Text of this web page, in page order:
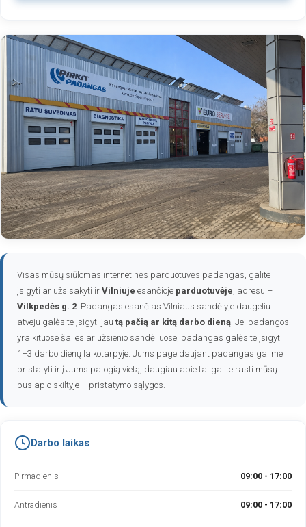
Visas mūsų siūlomas internetinės parduotuvės padangas, galite
įsigyti ar užsisakyti ir Vilniuje esančioje parduotuvėje , adresu –
Vilkpedės g. 2 . Padangas esančias Vilniaus sandėlyje daugeliu
atveju galėsite įsigyti jau tą pačią ar kitą darbo dieną . Jei padangos
yra kituose šalies ar užsienio sandėliuose, padangas galėsite įsigyti
1–3 darbo dienų laikotarpyje. Jums pageidaujant padangas galime
pristatyti ir į Jums patogią vietą, daugiau apie tai galite rasti mūsų
puslapio skiltyje – pristatymo sąlygos.
Darbo laikas
Pirmadienis 09:00 - 17:00
Antradienis 09:00 - 17:00